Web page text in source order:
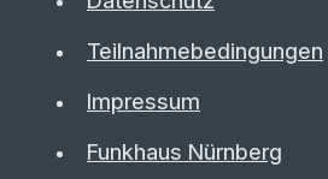
Teilnahmebedingungen
Impressum
Funkhaus Nürnberg